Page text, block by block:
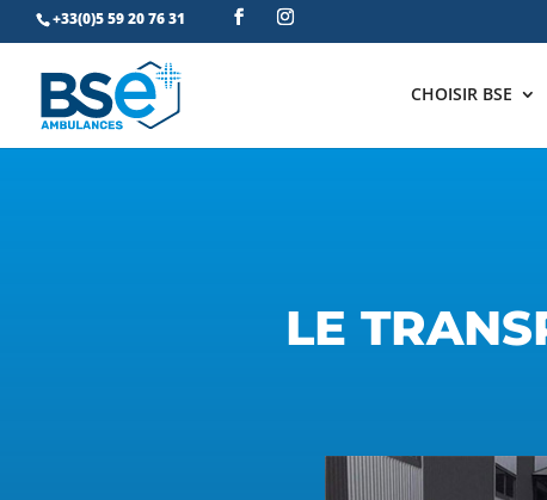
+33(0)5 59 20 76 31
CHOISIR BSE
LE